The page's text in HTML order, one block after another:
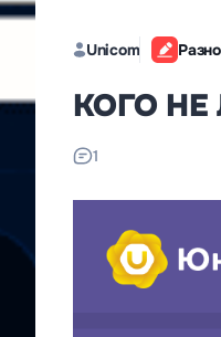
Unicom
КОГО НЕ
1